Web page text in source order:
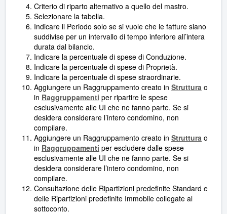
Criterio di riparto alternativo a quello del mastro.
Selezionare la tabella.
Indicare il Periodo solo se si vuole che le fatture siano
suddivise per un intervallo di tempo inferiore all’intera
durata dal bilancio.
Indicare la percentuale di spese di Conduzione.
Indicare la percentuale di spese di Proprietà.
Indicare la percentuale di spese straordinarie.
Aggiungere un Raggruppamento creato in Struttura o
in Raggruppamenti per ripartire le spese
esclusivamente alle UI che ne fanno parte. Se si
desidera considerare l’intero condomino, non
compilare.
Aggiungere un Raggruppamento creato in Struttura o
in Raggruppamenti per escludere dalle spese
esclusivamente alle UI che ne fanno parte. Se si
desidera considerare l’intero condomino, non
compilare.
Consultazione delle Ripartizioni predefinite Standard e
delle Ripartizioni predefinite Immobile collegate al
sottoconto.